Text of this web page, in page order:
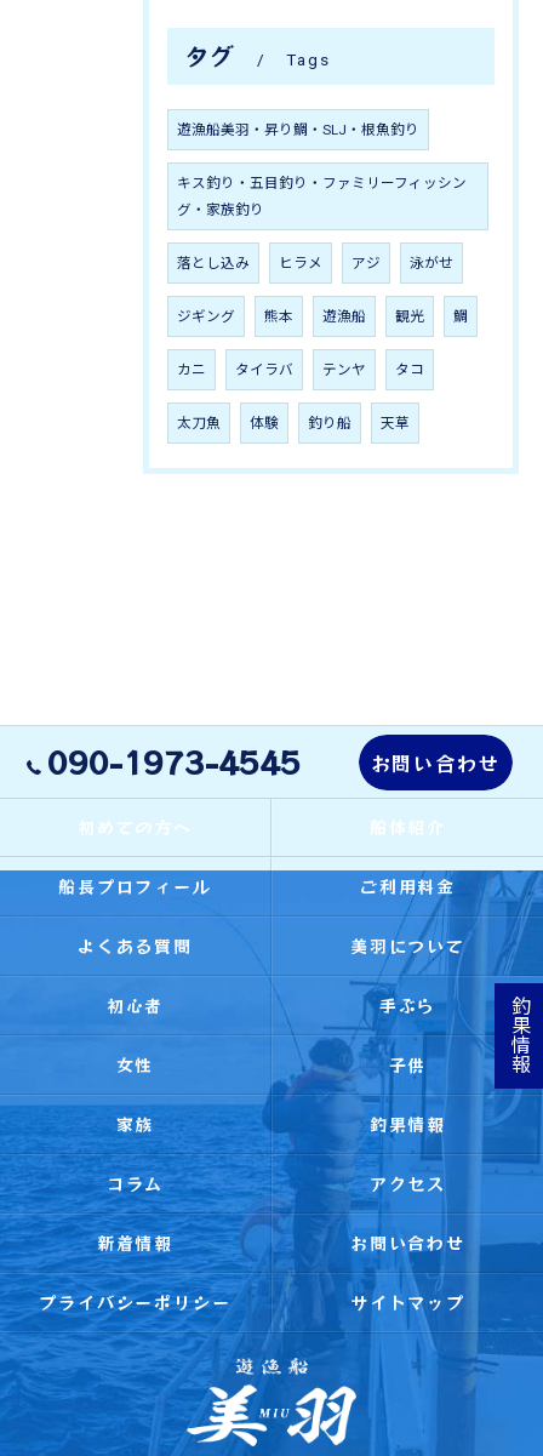
タグ Tags
遊漁船美羽・昇り鯛・SLJ・根魚釣り
キス釣り・五目釣り・ファミリーフィッシン
グ・家族釣り
落とし込み ヒラメ アジ 泳がせ
ジギング 熊本 遊漁船 観光 鯛
カニ タイラバ テンヤ タコ
太刀魚 体験 釣り船 天草
釣果情報
090-1973-4545 お問い合わせ
初めての方へ 船体紹介
船長プロフィール ご利用料金
よくある質問 美羽について
初心者 手ぶら
女性 子供
家族 釣果情報
コラム アクセス
新着情報 お問い合わせ
プライバシーポリシー サイトマップ